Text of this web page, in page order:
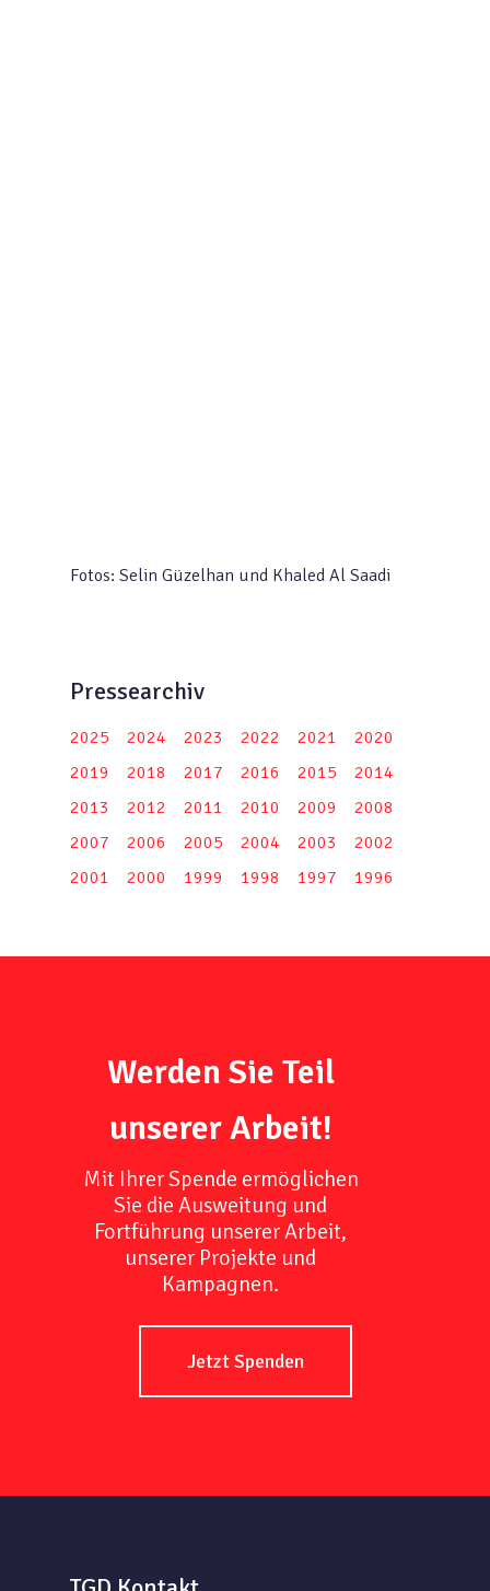
Fotos: Selin Güzelhan und Khaled Al Saadi
Pressearchiv
2025 2024 2023 2022 2021
2020
2019
2018 2017 2016 2015
2014
2013
2012 2011 2010 2009
2008
2007
2006 2005 2004 2003
2002
2001
2000 1999 1998 1997 1996
Werden Sie Teil
unserer Arbeit!
Mit Ihrer Spende ermöglichen
Sie die Ausweitung und
Fortführung unserer Arbeit,
unserer Projekte und
Kampagnen.
Jetzt Spenden